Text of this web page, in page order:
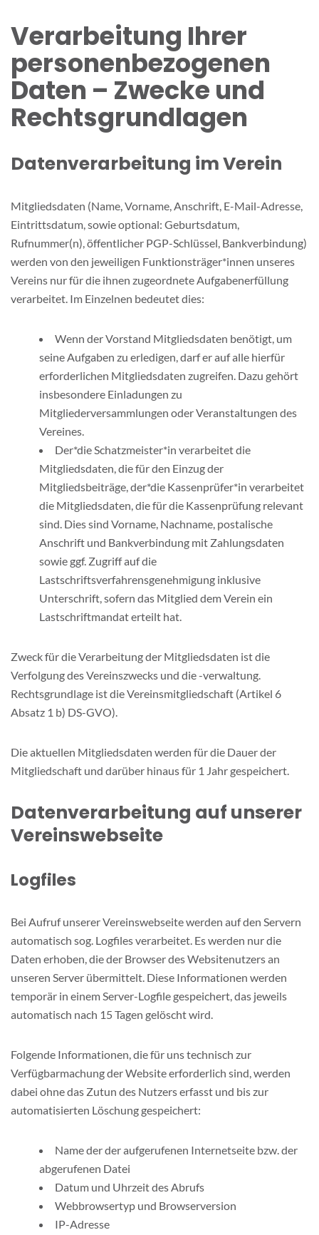
Verarbeitung Ihrer
personenbezogenen
Daten – Zwecke und
Rechtsgrundlagen
Datenverarbeitung im Verein
Mitgliedsdaten (Name, Vorname, Anschrift, E-Mail-Adresse,
Eintrittsdatum, sowie optional: Geburtsdatum,
Rufnummer(n), öffentlicher PGP-Schlüssel, Bankverbindung)
werden von den jeweiligen Funktionsträger*innen unseres
Vereins nur für die ihnen zugeordnete Aufgabenerfüllung
verarbeitet. Im Einzelnen bedeutet dies:
Wenn der Vorstand Mitgliedsdaten benötigt, um
seine Aufgaben zu erledigen, darf er auf alle hierfür
erforderlichen Mitgliedsdaten zugreifen. Dazu gehört
insbesondere Einladungen zu
Mitgliederversammlungen oder Veranstaltungen des
Vereines.
Der*die Schatzmeister*in verarbeitet die
Mitgliedsdaten, die für den Einzug der
Mitgliedsbeiträge, der*die Kassenprüfer*in verarbeitet
die Mitgliedsdaten, die für die Kassenprüfung relevant
sind. Dies sind Vorname, Nachname, postalische
Anschrift und Bankverbindung mit Zahlungsdaten
sowie ggf. Zugriff auf die
Lastschriftsverfahrensgenehmigung inklusive
Unterschrift, sofern das Mitglied dem Verein ein
Lastschriftmandat erteilt hat.
Zweck für die Verarbeitung der Mitgliedsdaten ist die
Verfolgung des Vereinszwecks und die -verwaltung.
Rechtsgrundlage ist die Vereinsmitgliedschaft (Artikel 6
Absatz 1 b) DS-GVO).
Die aktuellen Mitgliedsdaten werden für die Dauer der
Mitgliedschaft und darüber hinaus für 1 Jahr gespeichert.
Datenverarbeitung auf unserer
Vereinswebseite
Logfiles
Bei Aufruf unserer Vereinswebseite werden auf den Servern
automatisch sog. Logfiles verarbeitet. Es werden nur die
Daten erhoben, die der Browser des Websitenutzers an
unseren Server übermittelt. Diese Informationen werden
temporär in einem Server-Logfile gespeichert, das jeweils
automatisch nach 15 Tagen gelöscht wird.
Folgende Informationen, die für uns technisch zur
Verfügbarmachung der Website erforderlich sind, werden
dabei ohne das Zutun des Nutzers erfasst und bis zur
automatisierten Löschung gespeichert:
Name der der aufgerufenen Internetseite bzw. der
abgerufenen Datei
Datum und Uhrzeit des Abrufs
Webbrowsertyp und Browserversion
IP-Adresse